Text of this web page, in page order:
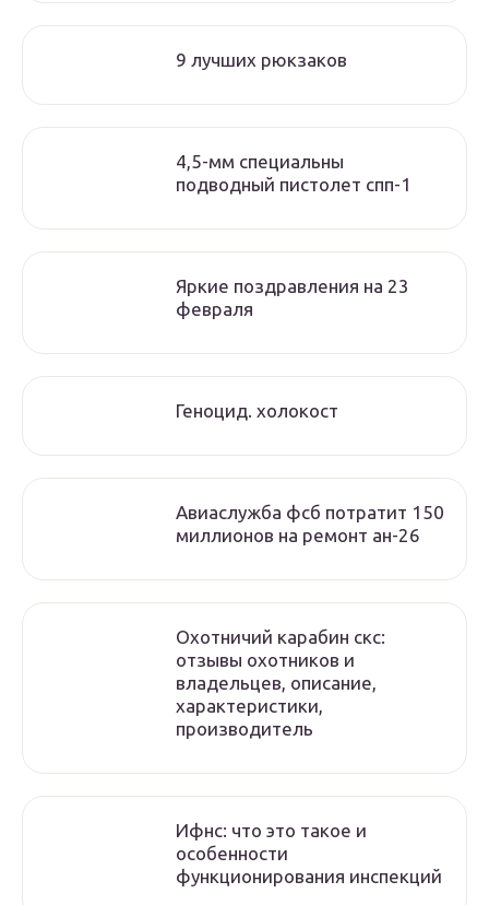
9 лучших рюкзаков
4,5-мм специальны
подводный пистолет спп-1
Яркие поздравления на 23
февраля
Геноцид. холокост
Авиаслужба фсб потратит 150
миллионов на ремонт ан-26
Охотничий карабин скс:
отзывы охотников и
владельцев, описание,
характеристики,
производитель
Ифнс: что это такое и
особенности
функционирования инспекций